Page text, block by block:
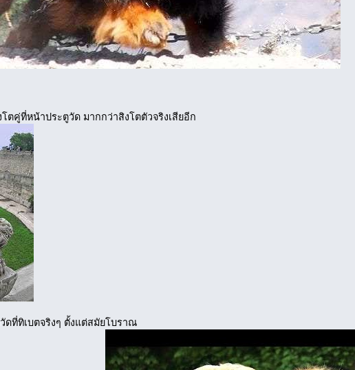
ตคู่ที่หน้าประตูวัด มากกว่าสิงโตตัวจริงเสียอีก
ดที่ทิเบตจริงๆ ตั้งแต่สมัยโบราณ